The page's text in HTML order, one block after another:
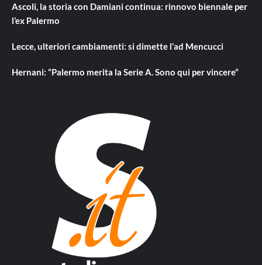
Ascoli, la storia con Damiani continua: rinnovo biennale per
l’ex Palermo
Lecce, ulteriori cambiamenti: si dimette l’ad Mencucci
Hernani: “Palermo merita la Serie A. Sono qui per vincere”